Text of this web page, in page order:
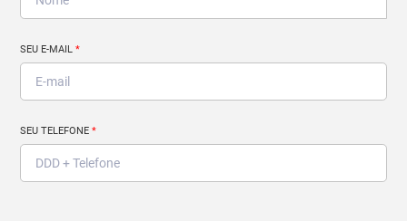
SEU E-MAIL*
SEU TELEFONE*